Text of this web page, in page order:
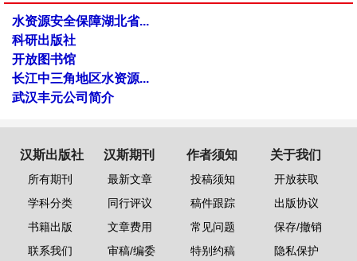
水资源安全保障湖北省...
科研出版社
开放图书馆
长江中三角地区水资源...
武汉丰元公司简介
汉斯出版社
所有期刊
学科分类
书籍出版
联系我们
汉斯期刊
最新文章
同行评议
文章费用
审稿/编委
作者须知
投稿须知
稿件跟踪
常见问题
特别约稿
关于我们
开放获取
出版协议
保存/撤销
隐私保护